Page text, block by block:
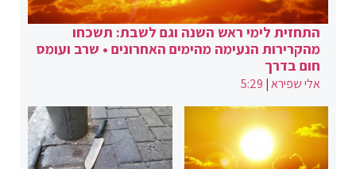
התחזית לימי ראש השנה וגם לשבת: תשכחו
מהקרירות הנעימה מהימים האחרונים • שרב ועומס
חום בדרך
אלי שפירא|
5:29